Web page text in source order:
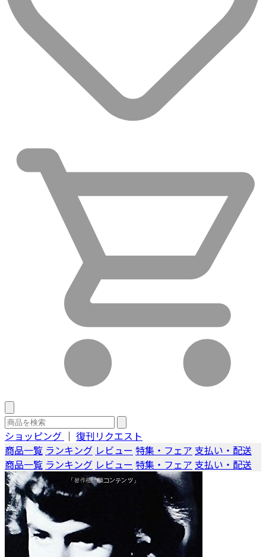
ショッピング ｜ 復刊リクエスト
商品一覧 ランキング レビュー 特集・フェア 支払い・配送
商品一覧 ランキング レビュー 特集・フェア 支払い・配送